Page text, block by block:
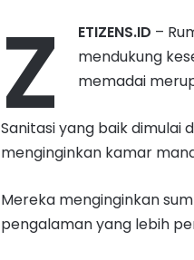
Z ETIZENS.ID –
mendukung
memadai
Sanitasi yang baik dimulai
menginginkan kamar
Mereka menginginkan
pengalaman yang lebih